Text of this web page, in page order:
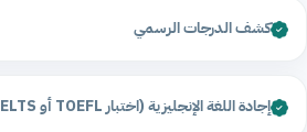
كشف الدرجات الرسمي
إجادة اللغة الإنجليزية (اختبار TOEFL أو IELTS)